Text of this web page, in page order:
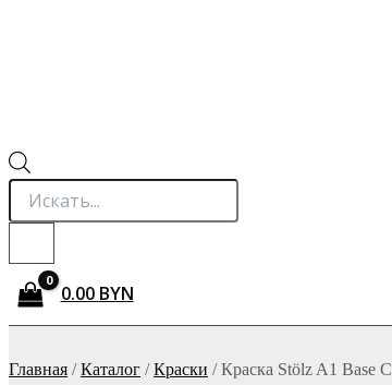
Поиск
товаров
0.00 BYN
Главная /Каталог /Краски /Краска Stölz A1 Base C